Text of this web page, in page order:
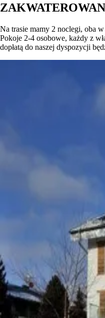
Na trasie mamy 2 noclegi, oba
Pokoje 2-4 osobowe, każdy z
dopłatą do naszej dyspozycji